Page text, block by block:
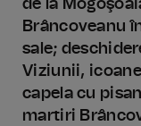
de la
Brâncoveanu
sale;
Viziunii,
capela cu
martiri